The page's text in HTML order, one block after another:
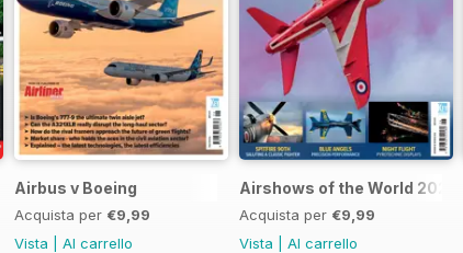
Airbus v Boeing
Acquista per €9,99
Vista
Al carrello
Airshows of the World 2026
Acquista per €9,99
Vista
Al carrello